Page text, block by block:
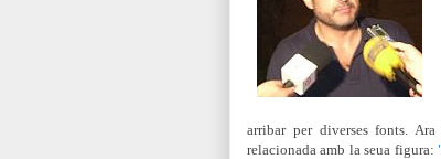
arribar per diverses fonts.
relacionada amb la seua figura: